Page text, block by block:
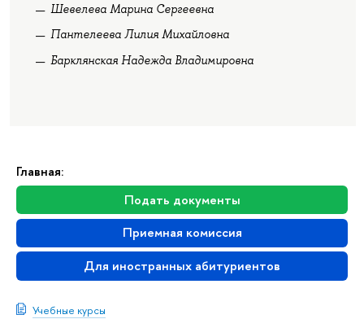
Главная:
Подать документы
Приемная комиссия
Для иностранных абитуриентов
Учебные курсы
Шевелева Марина Сергеевна
Пантелеева Лилия Михайловна
Барклянская Надежда Владимировна